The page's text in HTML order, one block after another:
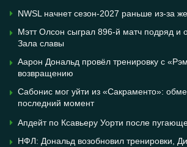
NWSL начнет сезон-2027 раньше из-за
Мэтт Олсон сыграл 896-й матч подряд и
Зала славы
Аарон Дональд провёл тренировку с
возвращению
Сабонис мог уйти из «Сакраменто»:
последний момент
Апдейт по Ксавьеру Уорти после
НФЛ: Дональд возобновил тренировки,